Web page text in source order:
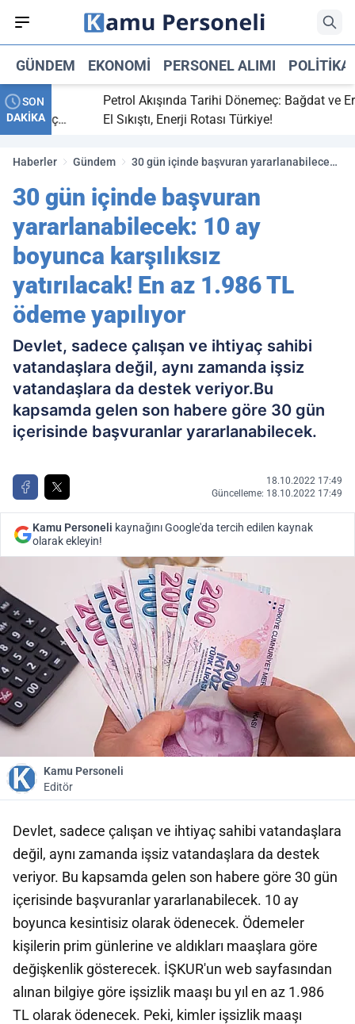
GÜNDEM EKONOMI PERSONEL ALIMI POLITIKA
SON
DAKİKA
bitti,
maç
Petrol Akışında Tarihi Dönemeç: Bağdat ve Erbil
El Sıkıştı, Enerji Rotası Türkiye!
Haberler Gündem
30 gün içinde başvuran yararlanabilecek:
az 1.986 TL ödeme yapılıyor
30 gün içinde başvuran
yararlanabilecek: 10 ay
boyunca karşılıksız
yatırılacak! En az 1.986 TL
ödeme yapılıyor
Devlet, sadece çalışan ve ihtiyaç sahibi
vatandaşlara değil, aynı zamanda işsiz
vatandaşlara da destek veriyor.Bu
kapsamda gelen son habere göre 30 gün
içerisinde başvuranlar yararlanabilecek.
18.10.2022 17:49
Güncelleme: 18.10.2022 17:49
Kamu Personeli kaynağını Google'da tercih edilen kaynak
olarak ekleyin!
Kamu Personeli
Editör
Devlet, sadece çalışan ve ihtiyaç sahibi vatandaşlara
değil, aynı zamanda işsiz vatandaşlara da destek
veriyor. Bu kapsamda gelen son habere göre 30 gün
içerisinde başvuranlar yararlanabilecek. 10 ay
boyunca kesintisiz olarak ödenecek. Ödemeler
kişilerin prim günlerine ve aldıkları maaşlara göre
değişkenlik gösterecek. İŞKUR'un web sayfasından
alınan bilgiye göre işsizlik maaşı bu yıl en az 1.986
TL olarak ödenecek. Peki, kimler işsizlik maaşı